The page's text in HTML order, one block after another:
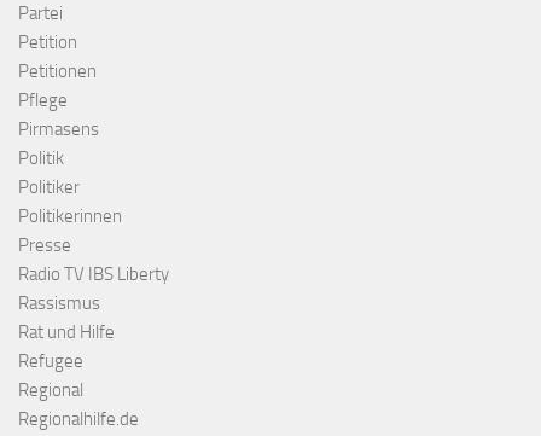
Partei
Petition
Petitionen
Pflege
Pirmasens
Politik
Politiker
Politikerinnen
Presse
Radio TV IBS Liberty
Rassismus
Rat und Hilfe
Refugee
Regional
Regionalhilfe.de